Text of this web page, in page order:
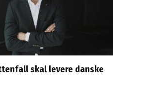
skal levere danske